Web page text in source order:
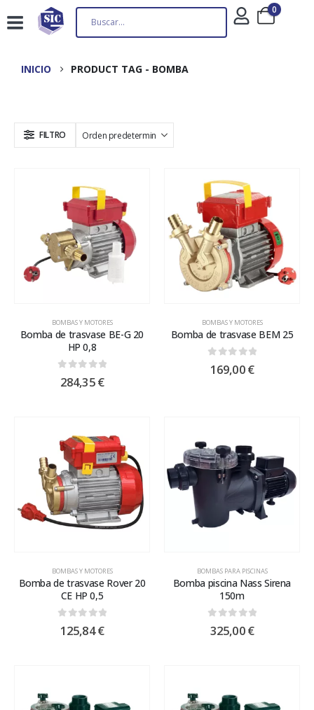
0
INICIO PRODUCT TAG - BOMBA
FILTRO
BOMBAS Y MOTORES
Bomba de trasvase BE-G 20
HP 0,8
0out of 5
284,35€
BOMBAS Y MOTORES
Bomba de trasvase BEM 25
0out of 5
169,00€
BOMBAS Y MOTORES
Bomba de trasvase Rover 20
CE HP 0,5
0out of 5
125,84€
BOMBAS PARA PISCINAS
Bomba piscina Nass Sirena
150m
0out of 5
325,00€